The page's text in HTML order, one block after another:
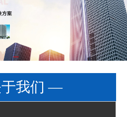
我们 —